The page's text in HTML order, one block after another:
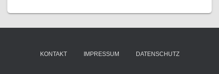
KONTAKT IMPRESSUM DATENSCHUTZ